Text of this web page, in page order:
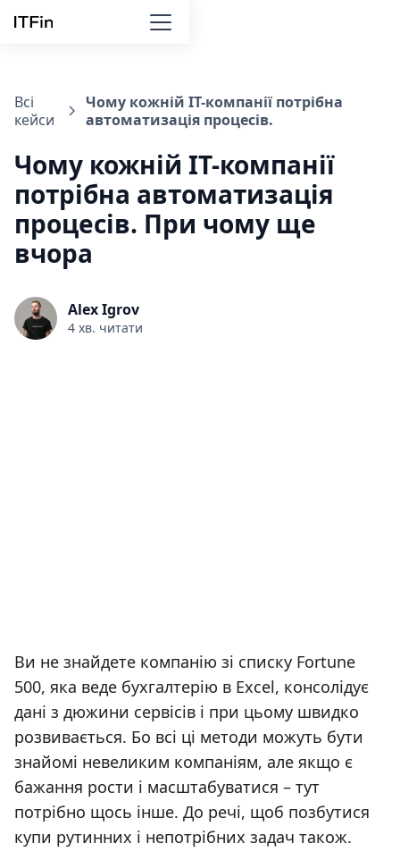
Всі
кейси
Чому кожній IT-компанії потрібна
автоматизація процесів.
Чому кожній IT-компанії
потрібна автоматизація
процесів. При чому ще
вчора
Alex Igrov
4 хв. читати
Ви не знайдете компанію зі списку Fortune
500, яка веде бухгалтерію в Excel, консолідує
дані з дюжини сервісів і при цьому швидко
розвивається. Бо всі ці методи можуть бути
знайомі невеликим компаніям, але якщо є
бажання рости і масштабуватися – тут
потрібно щось інше. До речі, щоб позбутися
купи рутинних і непотрібних задач також.